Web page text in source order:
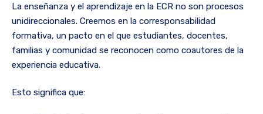
La enseñanza y el aprendizaje en la ECR no son procesos
unidireccionales. Creemos en la corresponsabilidad
formativa, un pacto en el que estudiantes, docentes,
familias y comunidad se reconocen como coautores de la
experiencia educativa.
Esto significa que: